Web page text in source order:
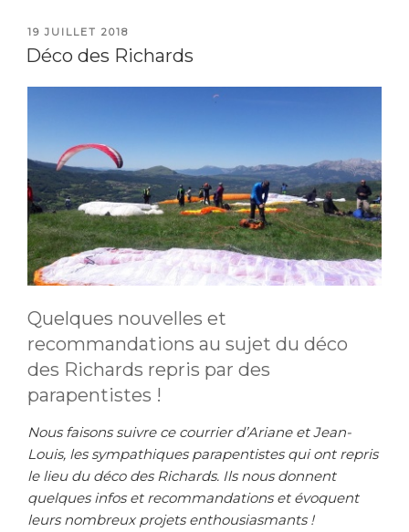
PUBLIÉ
LE
19 JUILLET 2018
Déco des Richards
Quelques nouvelles et
recommandations au sujet du déco
des Richards repris par des
parapentistes !
Nous faisons suivre ce courrier d’Ariane et Jean-
Louis, les sympathiques parapentistes qui ont repris
le lieu du déco des Richards. Ils nous donnent
quelques infos et recommandations et évoquent
leurs nombreux projets enthousiasmants !